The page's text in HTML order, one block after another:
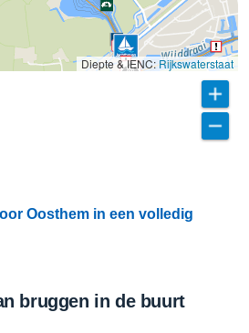
Diepte & IENC:Rijkswaterstaat
Oosthem in een volledig
bruggen in de buurt